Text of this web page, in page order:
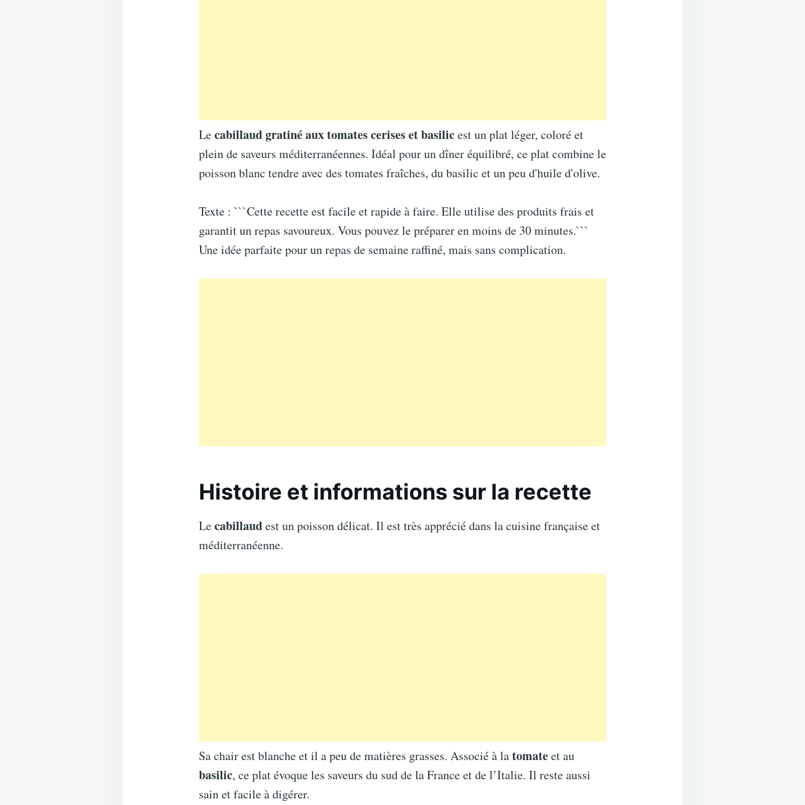
Lecabillaud gratiné aux tomates cerises et basilicest un plat léger, coloré et
plein de saveurs méditerranéennes. Idéal pour un dîner équilibré, ce plat combine le
poisson blanc tendre avec des tomates fraîches, du basilic et un peu d'huile d'olive.
Texte : ```Cette recette est facile et rapide à faire. Elle utilise des produits frais et
garantit un repas savoureux. Vous pouvez le préparer en moins de 30 minutes.```
Une idée parfaite pour un repas de semaine raffiné, mais sans complication.
Histoire et informations sur la recette
Lecabillaudest un poisson délicat. Il est très apprécié dans la cuisine française et
méditerranéenne.
Sa chair est blanche et il a peu de matières grasses. Associé à latomateet au
basilic, ce plat évoque les saveurs du sud de la France et de l’Italie. Il reste aussi
sain et facile à digérer.